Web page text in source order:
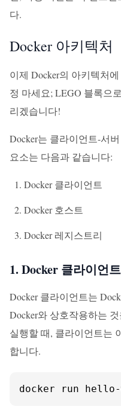
다.
Docker 아키텍처
이제 Docker의 아키텍처
정 마세요; LEGO 블록으
리겠습니다!
Docker는 클라이언트-서
요소는 다음과 같습니다:
Docker 클라이언트
Docker 호스트
Docker 레지스트리
1. Docker 클라이언트
Docker 클라이언트는
Docker와 상호작용하는
실행할 때, 클라이언트는
합니다.
docker run